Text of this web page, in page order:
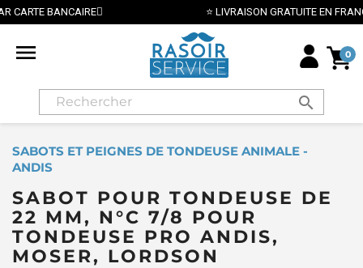
⭐ LIVRAISON GRATUITE EN FRANCE MÉTROPOLITAINE DÈS
 0
search
SABOTS ET PEIGNES DE TONDEUSE ANIMALE -
ANDIS
SABOT POUR TONDEUSE DE
22 MM, N°C 7/8 POUR
TONDEUSE PRO ANDIS,
MOSER, LORDSON